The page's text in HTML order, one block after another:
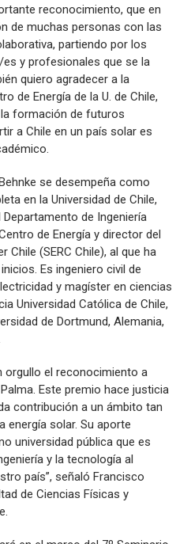
reconocimiento, que en
de muchas personas con las
partiendo por los
y profesionales que se la
quiero agradecer a la
de Energía de la U. de Chile,
formación de futuros
a Chile en un país solar es
se desempeña como
en la Universidad de Chile,
de Ingeniería
de Energía y director del
Chile (SERC Chile), al que ha
Es ingeniero civil de
y magíster en ciencias
Universidad Católica de Chile,
de Dortmund, Alemania,
orgullo el reconocimiento a
Este premio hace justicia
contribución a un ámbito tan
energía solar. Su aporte
universidad pública que es
y la tecnología al
país”, señaló Francisco
de Ciencias Físicas y